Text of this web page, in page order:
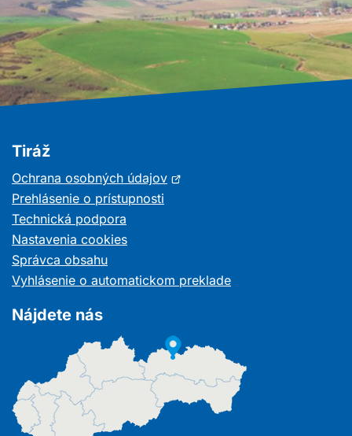
Tiráž
Ochrana osobných údajovOtvorí
Prehlásenie o prístupnosti
Technická podpora
Nastavenia cookies
Správca obsahu
Vyhlásenie o automatickom preklade
Nájdete nás